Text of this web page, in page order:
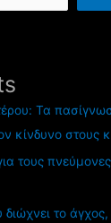
Τα
κίνδυνο στους
τους
το άγχος,